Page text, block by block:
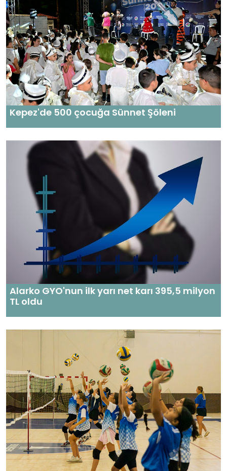
Kepez'de 500 çocuğa Sünnet Şöleni
Alarko GYO'nun ilk yarı net karı 395,5 milyon
TL oldu